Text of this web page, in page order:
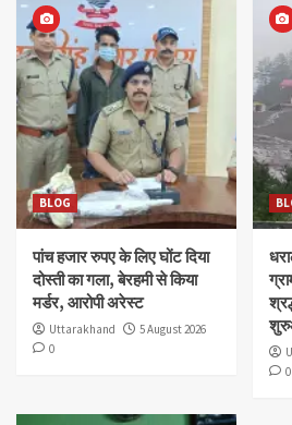
BLOG
पांच हजार रुपए के लिए घोंट दिया
दोस्ती का गला, बेरहमी से किया
मर्डर, आरोपी अरेस्ट
Uttarakhand
5 August 2026
0
0